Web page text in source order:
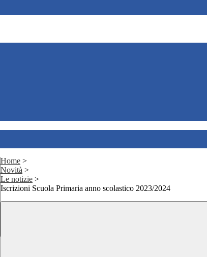
Home >
Novità >
Le notizie >
Iscrizioni Scuola Primaria anno scolastico 2023/2024